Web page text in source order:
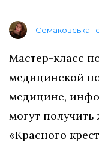
Семаковська
Мастер-класс
медицинской
медицине,
могут
«Красного